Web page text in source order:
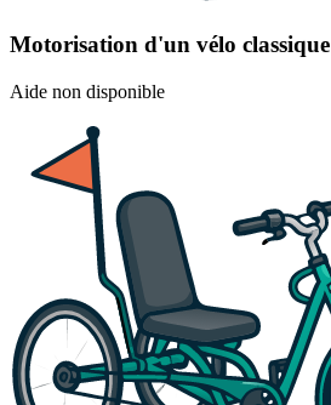
Motorisation d'un vélo classique
Aide non disponible